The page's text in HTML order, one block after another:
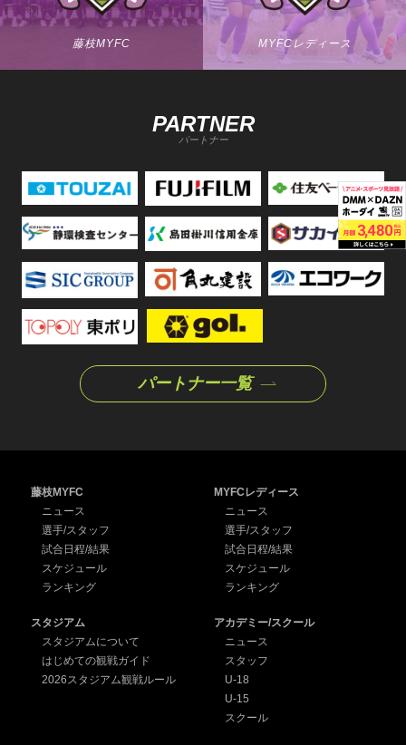
藤枝MYFC MYFCレディース
PARTNER
パートナー
パートナー一覧
藤枝MYFC
ニュース
選手/スタッフ
試合日程/結果
スケジュール
ランキング
MYFCレディース
ニュース
選手/スタッフ
試合日程/結果
スケジュール
ランキング
スタジアム
スタジアムについて
はじめての観戦ガイド
2026スタジアム観戦ルール
アカデミー/スクール
ニュース
スタッフ
U-18
U-15
スクール